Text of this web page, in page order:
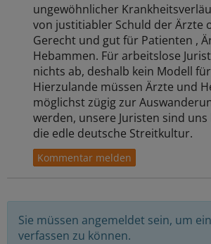
ungewöhnlicher
von justitiabler Schuld der Ärzte
Gerecht und gut für Patienten ,
Hebammen. Für arbeitslose
nichts ab, deshalb kein Modell
Hierzulande müssen Ärzte und
möglichst zügig zur
werden, unsere Juristen sind uns
die edle deutsche Streitkultur.
Sie müssen angemeldet sein, um
verfassen zu können.